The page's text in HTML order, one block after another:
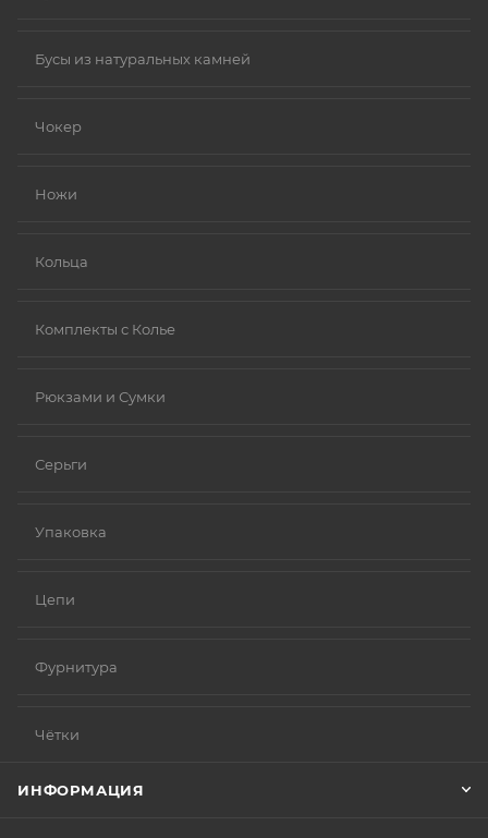
Бусы из натуральных камней
Чокер
Ножи
Кольца
Комплекты с Колье
Рюкзами и Сумки
Серьги
Упаковка
Цепи
Фурнитура
Чётки
ИНФОРМАЦИЯ